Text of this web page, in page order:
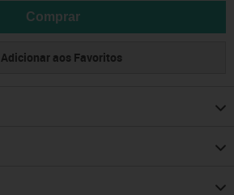
Comprar
Adicionar aos Favoritos